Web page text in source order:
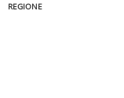
REGIONE